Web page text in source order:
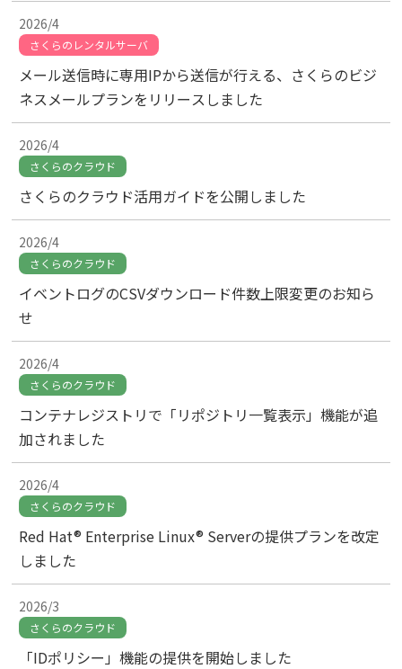
2026/4
さくらのレンタルサーバ
メール送信時に専用IPから送信が行える、さくらのビジ
ネスメールプランをリリースしました
2026/4
さくらのクラウド
さくらのクラウド活用ガイドを公開しました
2026/4
さくらのクラウド
イベントログのCSVダウンロード件数上限変更のお知ら
せ
2026/4
さくらのクラウド
コンテナレジストリで「リポジトリ一覧表示」機能が追
加されました
2026/4
さくらのクラウド
Red Hat® Enterprise Linux® Serverの提供プランを改定
しました
2026/3
さくらのクラウド
「IDポリシー」機能の提供を開始しました